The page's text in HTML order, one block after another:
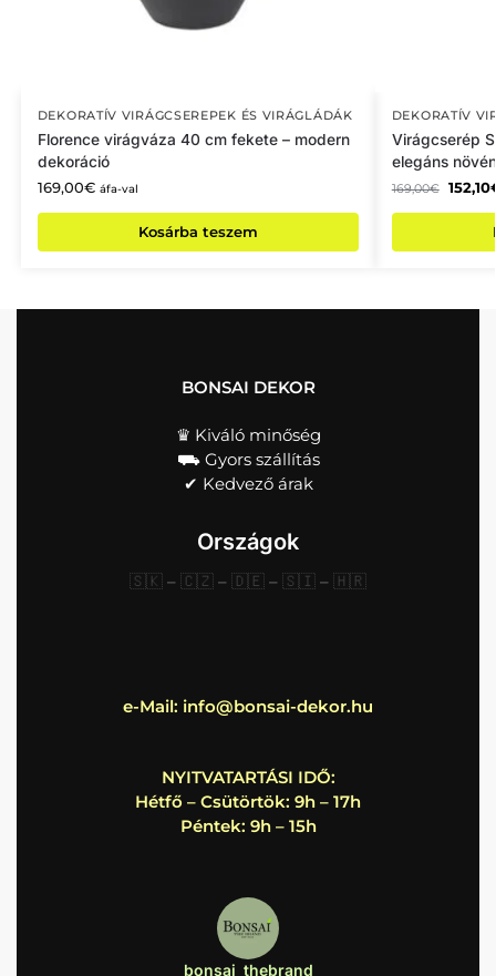
DEKORATÍV VIRÁGCSEREPEK ÉS VIRÁGLÁDÁK
Florence virágváza 40 cm fekete – modern
dekoráció
169,00€ áfa-val
Kosárba teszem
DEKORATÍV
Virágcserép
elegáns
169,00€ 152,10
BONSAI DEKOR
♛ Kiváló minőség
⛟ Gyors szállítás
✔︎ Kedvező árak
Országok
🇸🇰 – 🇨🇿 – 🇩🇪 – 🇸🇮 – 🇭🇷
e-Mail: info@bonsai-dekor.hu
NYITVATARTÁSI IDŐ:
Hétfő – Csütörtök: 9h – 17h
Péntek: 9h – 15h
bonsai_thebrand